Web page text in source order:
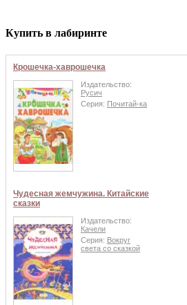
Купить в лабиринте
Крошечка-хаврошечка
Издательство:
Русич
Серия: Почитай-ка
Чудесная жемчужина. Китайские
сказки
Издательство:
Качели
Серия: Вокруг
света со сказкой